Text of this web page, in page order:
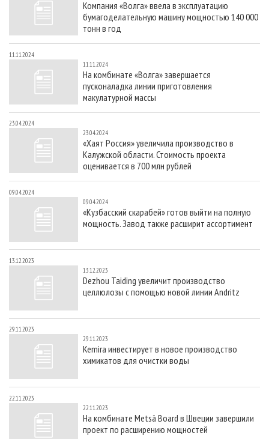
СУШКА ДРЕВЕСИНЫ
ПРОИЗВОДСТВО ДРЕВЕСНЫХ ПЛИТ
ДЕРЕВЯННОЕ ДОМОСТРОЕНИЕ
ПРОИЗВОДСТВО МЕБЕЛИ
БИОЭНЕРГЕТИКА
ЦБП
ИНСТРУМЕНТ И МАТЕРИАЛЫ
ПЕРСОНЫ
МОБИЛЬНЫЕ ВЫСТАВКИ
ПРИОРИТЕТНЫЕ ИНВЕСТПРОЕКТЫ
RUSSIAN FORESTRY REVIEW
ГАЗЕТА ЛЕСПРОМФОРУМ
БИБЛИОТЕКА СПЕЦИАЛИСТА
КОНТАКТЫ
РЕКЛАМА
РЕКЛАМА НА САЙТЕ
Компания «Волга» ввела в эксплуатацию
бумагоделательную машину мощностью 140 000
тонн в год
11.11.2024
11.11.2024
На комбинате «Волга» завершается
пусконаладка линии приготовления
макулатурной массы
23.04.2024
23.04.2024
«Хаят Россия» увеличила производство в
Калужской области. Стоимость проекта
оценивается в 700 млн рублей
09.04.2024
09.04.2024
«Кузбасский скарабей» готов выйти на полную
мощность. Завод также расширит ассортимент
13.12.2023
13.12.2023
Dezhou Taiding увеличит производство
целлюлозы с помощью новой линии Andritz
29.11.2023
29.11.2023
Kemira инвестирует в новое производство
химикатов для очистки воды
22.11.2023
22.11.2023
На комбинате Metsä Board в Швеции завершили
проект по расширению мощностей